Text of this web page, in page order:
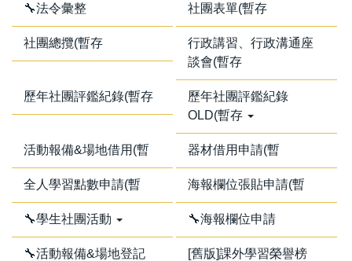
🔧法令彙整 社團表單(暫存
社團總攬(暫存
行政講習、行政溝通座
談會(暫存
歷年社團評鑑紀錄(暫存
歷年社團評鑑紀錄
OLD(暫存
活動報備&場地借用(暫 器材借用申請(暫
全人學習點數申請(暫 海報欄位張貼申請(暫
🔧學生社團活動 🔧海報欄位申請
🔧活動報備&場地登記 [舊版]課外學習榮譽榜